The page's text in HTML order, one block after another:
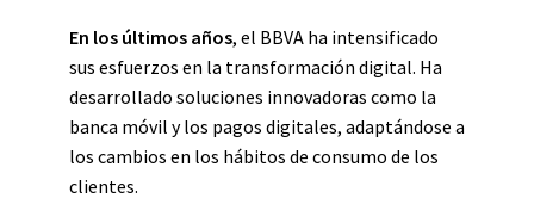
En los últimos años, el BBVA ha intensificado
sus esfuerzos en la transformación digital. Ha
desarrollado soluciones innovadoras como la
banca móvil y los pagos digitales, adaptándose a
los cambios en los hábitos de consumo de los
clientes.